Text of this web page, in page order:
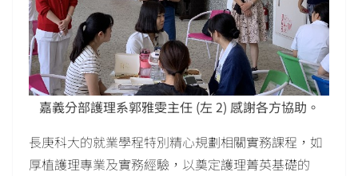
嘉義分部護理系郭雅雯主任 (左 2) 感謝各方協助。
長庚科大的就業學程特別精心規劃相關實務課程，如
厚植護理專業及實務經驗，以奠定護理菁英基礎的